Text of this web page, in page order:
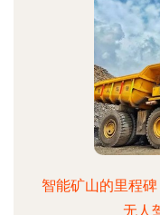
智能矿山的里程
无人